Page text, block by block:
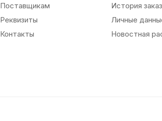
Поставщикам
Реквизиты
Контакты
История
Личные
Новостная